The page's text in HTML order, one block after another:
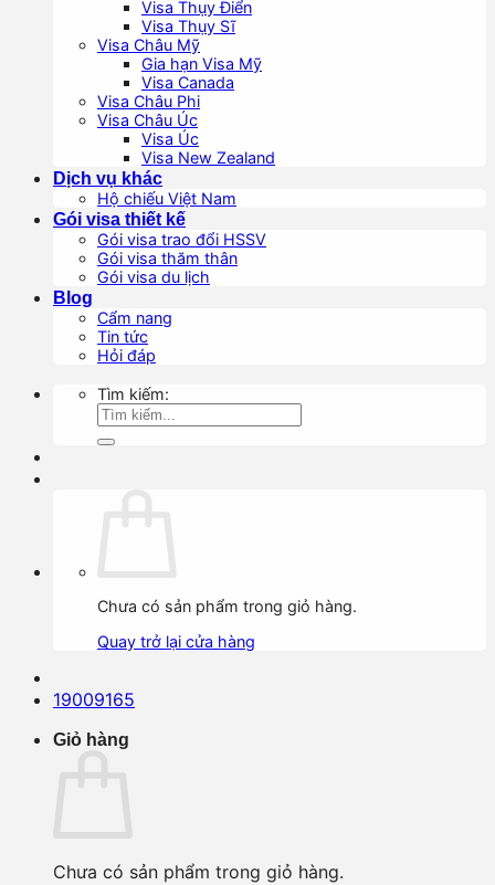
Visa Thụy Điển
Visa Thụy Sĩ
Visa Châu Mỹ
Gia hạn Visa Mỹ
Visa Canada
Visa Châu Phi
Visa Châu Úc
Visa Úc
Visa New Zealand
Dịch vụ khác
Hộ chiếu Việt Nam
Gói visa thiết kế
Gói visa trao đổi HSSV
Gói visa thăm thân
Gói visa du lịch
Blog
Cẩm nang
Tin tức
Hỏi đáp
Tìm kiếm:
Chưa có sản phẩm trong giỏ hàng.
Quay trở lại cửa hàng
19009165
Giỏ hàng
Chưa có sản phẩm trong giỏ hàng.